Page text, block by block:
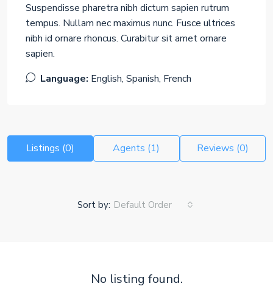
Suspendisse pharetra nibh dictum sapien rutrum
tempus. Nullam nec maximus nunc. Fusce ultrices
nibh id ornare rhoncus. Curabitur sit amet ornare
sapien.
Language: English, Spanish, French
Listings (0) Agents (1) Reviews (0)
Sort by: Default Order
No listing found.